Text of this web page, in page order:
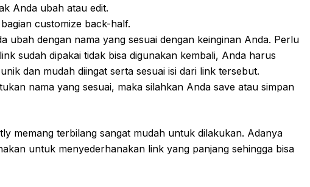
Anda ubah atau edit.
customize back-half.
ubah dengan nama yang sesuai dengan keinginan Anda. Perlu
sudah dipakai tidak bisa digunakan kembali, Anda harus
dan mudah diingat serta sesuai isi dari link tersebut.
nama yang sesuai, maka silahkan Anda save atau simpan
memang terbilang sangat mudah untuk dilakukan. Adanya
untuk menyederhanakan link yang panjang sehingga bisa